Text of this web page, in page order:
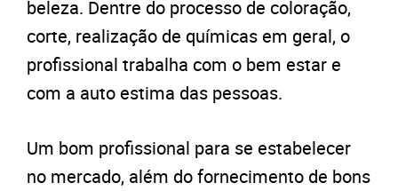
beleza. Dentre do processo de coloração,
corte, realização de químicas em geral, o
profissional trabalha com o bem estar e
com a auto estima das pessoas.
Um bom profissional para se estabelecer
no mercado, além do fornecimento de bons